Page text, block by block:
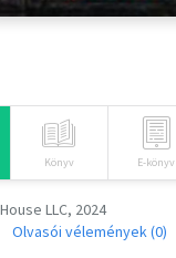
Könyv E-könyv
LLC, 2024
Olvasói vélemények (0)